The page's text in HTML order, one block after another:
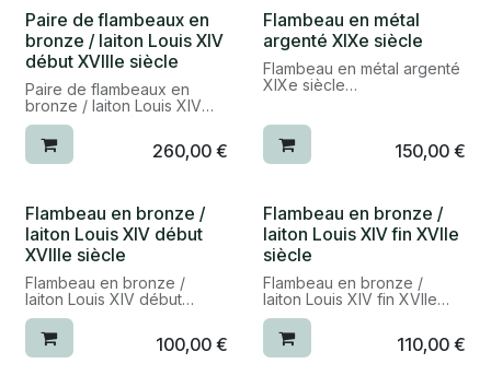
matière : bronze / laiton
dimensions : H. 24cm, diam.
11cm
catégorie : bougeoirs et
flambeaux
réf. A093
matière : bronze / laiton
dimensions : H. 27cm, base
: 11cm de large
catégorie : bougeoirs et
flambeaux
Paire de flambeaux en
bronze / laiton Louis XIV
début XVIIIe siècle
Paire de flambeaux en
bronze / laiton Louis XIV
début XVIIIe siècle
époque : début XVIIIe
style : Louis XIV
bon état
matière : bronze / laiton
dimensions : H. 18,5cm,
catégorie : bougeoirs &
flambeaux
réf. 25075
260,00€
Flambeau en métal
argenté XIXe siècle
Flambeau en métal argenté
XIXe siècle
bon état
matière : bronze argenté
dimensions : H. 23cm, diam.
bougeoirs et flambeaux
réf. 24090
150,00€
Flambeau en bronze /
laiton Louis XIV début
XVIIIe siècle
Flambeau en bronze /
laiton Louis XIV début
XVIIIe siècle
époque : début XVIIIe100,00€
Flambeau en bronze /
laiton Louis XIV fin XVIIe
siècle
Flambeau en bronze /
laiton Louis XIV fin XVIIe
siècle
époque : fin XVIIe siècle /
110,00€